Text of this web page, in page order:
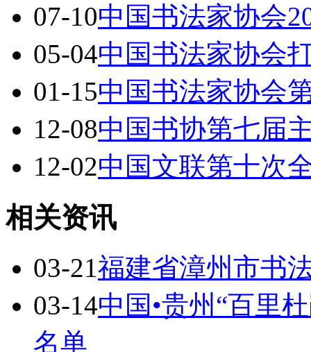
07-10中国书法家协会
05-04中国书法家协会
01-15中国书法家协会
12-08中国书协第七届
12-02中国文联第十次
相关资讯
03-21福建省漳州市书
03-14中国•贵州“百里
名单